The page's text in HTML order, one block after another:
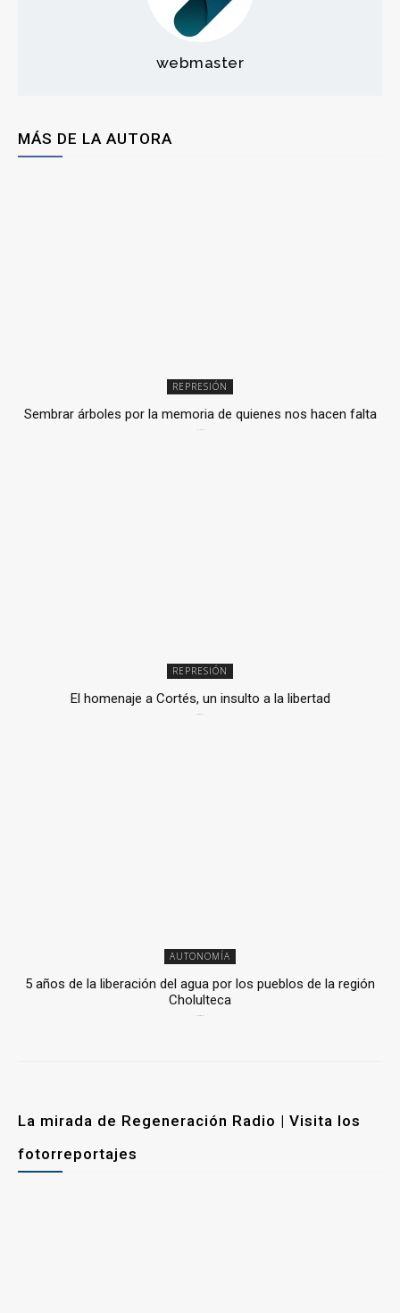
webmaster
MÁS DE LA AUTORA
REPRESIÓN
Sembrar árboles por la memoria de quienes nos hacen falta
REPRESIÓN
El homenaje a Cortés, un insulto a la libertad
AUTONOMÍA
5 años de la liberación del agua por los pueblos de la región
Cholulteca
La mirada de Regeneración Radio | Visita los
fotorreportajes